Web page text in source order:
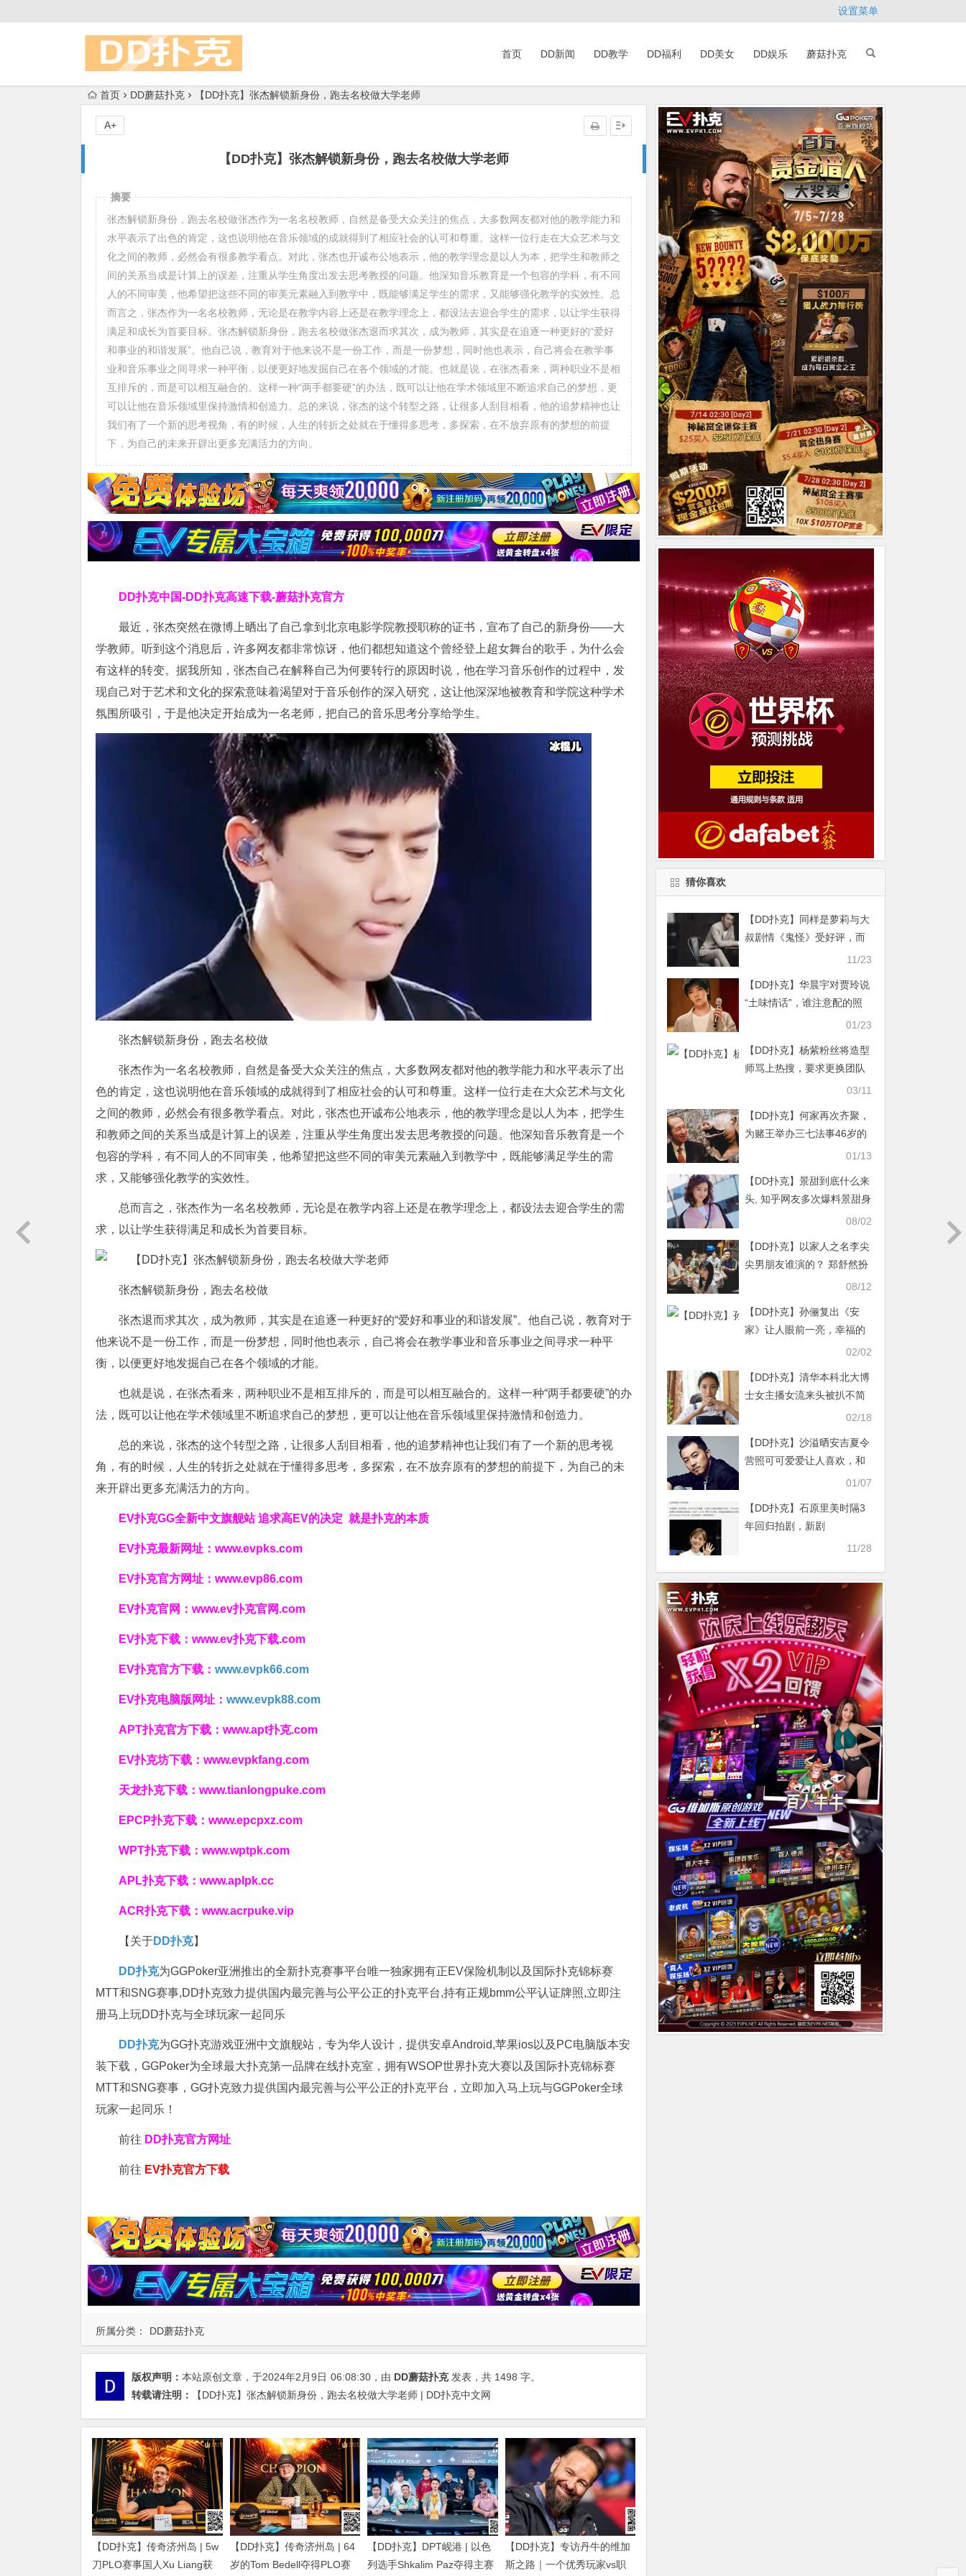
设置菜单
首页 DD新闻 DD教学 DD福利 DD美女 DD娱乐 蘑菇扑克
首页 DD蘑菇扑克 【DD扑克】张杰解锁新身份，跑去名校做大学老师
【DD扑克】张杰解锁新身份，跑去名校做大学老师
A+
所属分类： DD蘑菇扑克
摘要
张杰解锁新身份，跑去名校做张杰作为一名名校教师，自然是备受大众关注的焦点，大多数网友都对他的教学能力和
水平表示了出色的肯定，这也说明他在音乐领域的成就得到了相应社会的认可和尊重。这样一位行走在大众艺术与文
化之间的教师，必然会有很多教学看点。对此，张杰也开诚布公地表示，他的教学理念是以人为本，把学生和教师之
间的关系当成是计算上的误差，注重从学生角度出发去思考教授的问题。他深知音乐教育是一个包容的学科，有不同
人的不同审美，他希望把这些不同的审美元素融入到教学中，既能够满足学生的需求，又能够强化教学的实效性。总
而言之，张杰作为一名名校教师，无论是在教学内容上还是在教学理念上，都设法去迎合学生的需求，以让学生获得
满足和成长为首要目标。张杰解锁新身份，跑去名校做张杰退而求其次，成为教师，其实是在追逐一种更好的“爱好
和事业的和谐发展”。他自己说，教育对于他来说不是一份工作，而是一份梦想，同时他也表示，自己将会在教学事
业和音乐事业之间寻求一种平衡，以便更好地发掘自己在各个领域的才能。也就是说，在张杰看来，两种职业不是相
互排斥的，而是可以相互融合的。这样一种“两手都要硬”的办法，既可以让他在学术领域里不断追求自己的梦想，更
可以让他在音乐领域里保持激情和创造力。总的来说，张杰的这个转型之路，让很多人刮目相看，他的追梦精神也让
我们有了一个新的思考视角，有的时候，人生的转折之处就在于懂得多思考，多探索，在不放弃原有的梦想的前提
下，为自己的未来开辟出更多充满活力的方向。
DD扑克中国-DD扑克高速下载-蘑菇扑克官方
最近，张杰突然在微博上晒出了自己拿到北京电影学院教授职称的证书，宣布了自己的新身份——大
学教师。听到这个消息后，许多网友都非常惊讶，他们都想知道这个曾经登上超女舞台的歌手，为什么会
有这样的转变。据我所知，张杰自己在解释自己为何要转行的原因时说，他在学习音乐创作的过程中，发
现自己对于艺术和文化的探索意味着渴望对于音乐创作的深入研究，这让他深深地被教育和学院这种学术
氛围所吸引，于是他决定开始成为一名老师，把自己的音乐思考分享给学生。
张杰解锁新身份，跑去名校做
张杰作为一名名校教师，自然是备受大众关注的焦点，大多数网友都对他的教学能力和水平表示了出
色的肯定，这也说明他在音乐领域的成就得到了相应社会的认可和尊重。这样一位行走在大众艺术与文化
之间的教师，必然会有很多教学看点。对此，张杰也开诚布公地表示，他的教学理念是以人为本，把学生
和教师之间的关系当成是计算上的误差，注重从学生角度出发去思考教授的问题。他深知音乐教育是一个
包容的学科，有不同人的不同审美，他希望把这些不同的审美元素融入到教学中，既能够满足学生的需
求，又能够强化教学的实效性。
总而言之，张杰作为一名名校教师，无论是在教学内容上还是在教学理念上，都设法去迎合学生的需
求，以让学生获得满足和成长为首要目标。
张杰解锁新身份，跑去名校做
张杰退而求其次，成为教师，其实是在追逐一种更好的“爱好和事业的和谐发展”。他自己说，教育对于
他来说不是一份工作，而是一份梦想，同时他也表示，自己将会在教学事业和音乐事业之间寻求一种平
衡，以便更好地发掘自己在各个领域的才能。
也就是说，在张杰看来，两种职业不是相互排斥的，而是可以相互融合的。这样一种“两手都要硬”的办
法，既可以让他在学术领域里不断追求自己的梦想，更可以让他在音乐领域里保持激情和创造力。
总的来说，张杰的这个转型之路，让很多人刮目相看，他的追梦精神也让我们有了一个新的思考视
角，有的时候，人生的转折之处就在于懂得多思考，多探索，在不放弃原有的梦想的前提下，为自己的未
来开辟出更多充满活力的方向。
EV扑克GG全新中文旗舰站追求高EV的决定 就是扑克的本质
EV扑克最新网址： www.evpks.com
EV扑克官方网址： www.evp86.com
EV扑克官网： www.ev扑克官网.com
EV扑克下载： www.ev扑克下载.com
EV扑克官方下载： www.evpk66.com
EV扑克电脑版网址： www.evpk88.com
APT扑克官方下载： www.apt扑克.com
EV扑克坊下载： www.evpkfang.com
天龙扑克下载： www.tianlongpuke.com
EPCP扑克下载： www.epcpxz.com
WPT扑克下载： www.wptpk.com
APL扑克下载： www.aplpk.cc
ACR扑克下载： www.acrpuke.vip
【关于DD扑克】
DD扑克为GGPoker亚洲推出的全新扑克赛事平台唯一独家拥有正EV保险机制以及国际扑克锦标赛
MTT和SNG赛事,DD扑克致力提供国内最完善与公平公正的扑克平台,持有正规bmm公平认证牌照,立即注
册马上玩DD扑克与全球玩家一起同乐
DD扑克为GG扑克游戏亚洲中文旗舰站，专为华人设计，提供安卓Android,苹果ios以及PC电脑版本安
装下载，GGPoker为全球最大扑克第一品牌在线扑克室，拥有WSOP世界扑克大赛以及国际扑克锦标赛
MTT和SNG赛事，GG扑克致力提供国内最完善与公平公正的扑克平台，立即加入马上玩与GGPoker全球
玩家一起同乐！
前往 DD扑克官方网址
前往 EV扑克官方下载
版权声明： 本站原创文章，于2024年2月9日 06:08:30 ，由 DD蘑菇扑克发表，共 1498 字。
转载请注明：
【DD扑克】张杰解锁新身份，跑去名校做大学老师 | DD扑克中文网
【DD扑克】传奇济州岛 | 5w
刀PLO赛事国人Xu Liang获
【DD扑克】传奇济州岛 | 64
岁的Tom Bedell夺得PLO赛
【DD扑克】DPT岘港 | 以色
列选手Shkalim Paz夺得主赛
【DD扑克】专访丹牛的维加
斯之路｜一个优秀玩家vs职
猜你喜欢
【DD扑克】同样是萝莉与大
叔剧情《鬼怪》受好评，而
11/23
【DD扑克】华晨宇对贾玲说
“土味情话”，谁注意配的照
01/23
【DD扑克】杨紫粉丝将造型
师骂上热搜，要求更换团队
03/11
【DD扑克】何家再次齐聚，
为赌王举办三七法事46岁的
01/13
【DD扑克】景甜到底什么来
头, 知乎网友多次爆料景甜身
08/02
【DD扑克】以家人之名李尖
尖男朋友谁演的？ 郑舒然扮
08/12
【DD扑克】孙俪复出《安
家》让人眼前一亮，幸福的
家庭生活让娘娘的演技大涨
02/02
【DD扑克】清华本科北大博
士女主播女流来头被扒不简
02/18
【DD扑克】沙溢晒安吉夏令
营照可可爱爱让人喜欢，和
01/07
【DD扑克】石原里美时隔3
年回归拍剧，新剧
11/28